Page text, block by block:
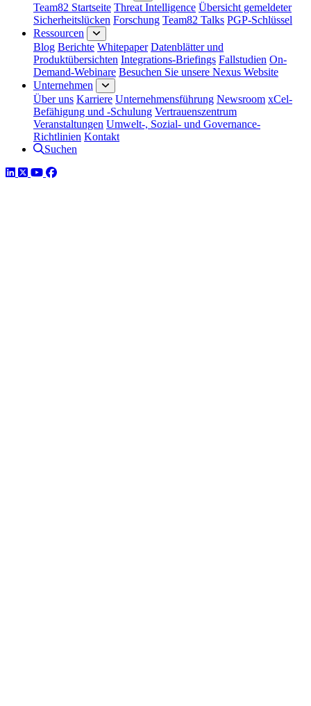
Team82 Startseite Threat Intelligence Übersicht gemeldeter
Sicherheitslücken Forschung Team82 Talks PGP-Schlüssel
Ressourcen
Blog Berichte Whitepaper Datenblätter und
Produktübersichten Integrations-Briefings Fallstudien On-
Demand-Webinare Besuchen Sie unsere Nexus Website
Unternehmen
Über uns Karriere Unternehmensführung Newsroom xCel-
Befähigung und -Schulung Vertrauenszentrum
Veranstaltungen Umwelt-, Sozial- und Governance-
Richtlinien Kontakt
Suchen
LinkedIn
TwitterYouTube
Facebook